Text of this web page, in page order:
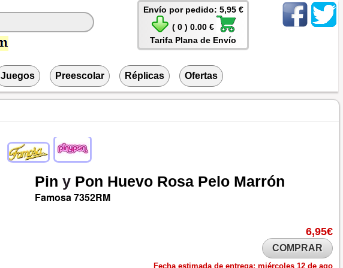
Envío por pedido: 5,95 €
( 0 ) 0.00 €
Tarifa Plana de Envío
Juegos Preescolar Réplicas Ofertas
Pin y Pon Huevo Rosa Pelo Marrón
Famosa 7352RM
6,95€
COMPRAR
Fecha estimada de entrega: miércoles 12 de ago